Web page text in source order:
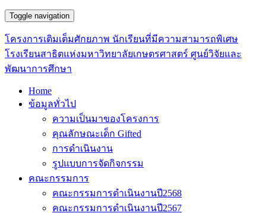
Toggle navigation
โครงการเติมเต็มศักยภาพ นักเรียนที่มีความสามารถพิเศษ
โรงเรียนสาธิตแห่งมหาวิทยาลัยเกษตรศาสตร์ ศูนย์วิจัยและ
พัฒนาการศึกษา
Home
ข้อมูลทั่วไป
ความเป็นมาของโครงการ
คุณลักษณะเด็ก Gifted
การดำเนินงาน
รูปแบบการจัดกิจกรรม
คณะกรรมการ
คณะกรรมการดำเนินงานปี2568
คณะกรรมการดำเนินงานปี2567